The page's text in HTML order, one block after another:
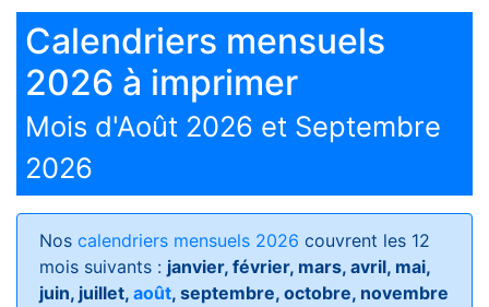
Calendriers mensuels
2026 à imprimer
Mois d'Août 2026 et Septembre
2026
Nos calendriers mensuels 2026 couvrent les 12
mois suivants : janvier, février, mars, avril, mai,
juin, juillet, août, septembre, octobre, novembre